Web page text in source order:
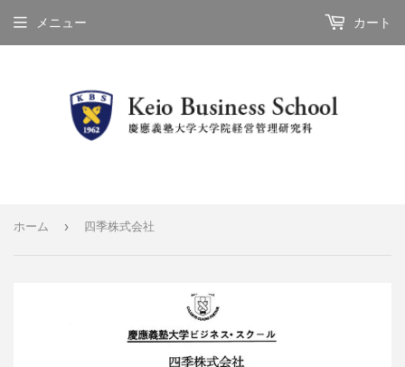
メニュー カート
ホーム › 四季株式会社